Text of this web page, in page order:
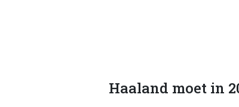
Haaland moet in